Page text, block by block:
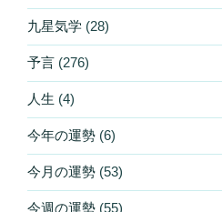
九星気学 (28)
予言 (276)
人生 (4)
今年の運勢 (6)
今月の運勢 (53)
今週の運勢 (55)